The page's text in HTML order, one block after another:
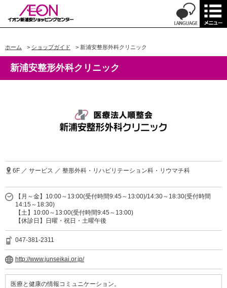
ホーム > ショップガイド > 新浦安整形外科クリニック
新浦安整形外科クリニック
6F ／ サービス ／ 整形外科・リハビリテーション科・リウマチ科
【月～金】10:00～13:00(受付時間9:45～13:00)/14:30～18:30(受付時間
14:15～18:30)
【土】10:00～13:00(受付時間9:45～13:00)
【休診日】日曜・祝日・土曜午後
047-381-2311
http://www.junseikai.or.jp/
医療と健康の情報コミュニケーション。